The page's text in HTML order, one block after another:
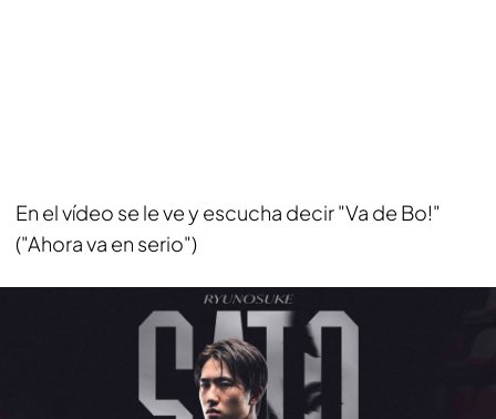
En el vídeo se le ve y escucha decir "Va de Bo!"
("Ahora va en serio")